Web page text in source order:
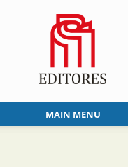
MAIN MENU